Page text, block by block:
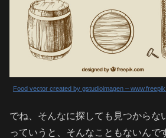
Food vector created by gstudioimagen –
でね、そんなに探しても見つからな
っていうと、そんなこともないんで